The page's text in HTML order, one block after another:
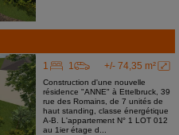
+/- 74,35 m²
1 1
Construction d'une nouvelle
résidence "ANNE" à Ettelbruck, 39
rue des Romains, de 7 unités de
haut standing, classe énergétique
A-B. L'appartement N° 1 LOT 012
au 1ier étage d...